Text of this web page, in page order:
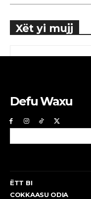
Xët yi mujj
Defu Waxu
ËTT BI
COKKAASU ODIA